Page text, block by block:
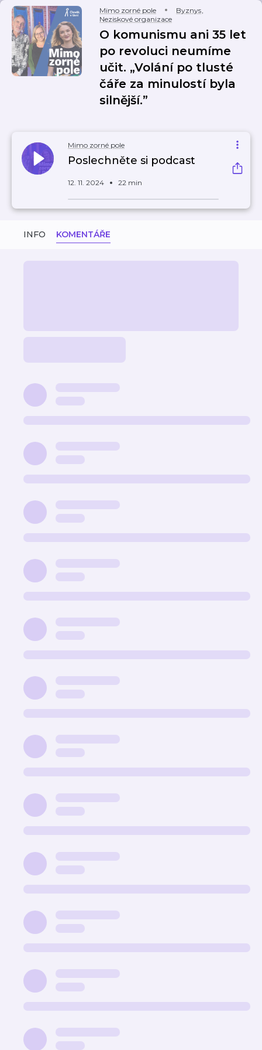
Mimo zorné pole Byznys,
Neziskové organizace
O komunismu ani 35 let
po revoluci neumíme
učit. „Volání po tlusté
čáře za minulostí byla
silnější.”
Mimo zorné pole
Poslechněte si podcast
12. 11. 2024 22 min
INFO KOMENTÁŘE